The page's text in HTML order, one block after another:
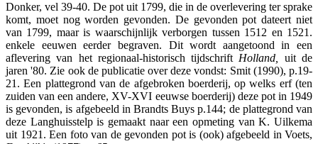
Donker, vel 39-40. De pot uit 1799, die in de overlevering ter sprake
komt, moet nog worden gevonden. De gevonden pot dateert niet
van 1799, maar is waarschijnlijk verborgen tussen 1512 en 1521.
enkele eeuwen eerder begraven. Dit wordt aangetoond in een
aflevering van het regionaal-historisch tijdschrift Holland, uit de
jaren '80. Zie ook de publicatie over deze vondst: Smit (1990), p.19-
21. Een plattegrond van de afgebroken boerderij, op welks erf (ten
zuiden van een andere, XV-XVI eeuwse boerderij) deze pot in 1949
is gevonden, is afgebeeld in Brandts Buys p.144; de plattegrond van
deze Langhuisstelp is gemaakt naar een opmeting van K. Uilkema
uit 1921. Een foto van de gevonden pot is (ook) afgebeeld in Voets,